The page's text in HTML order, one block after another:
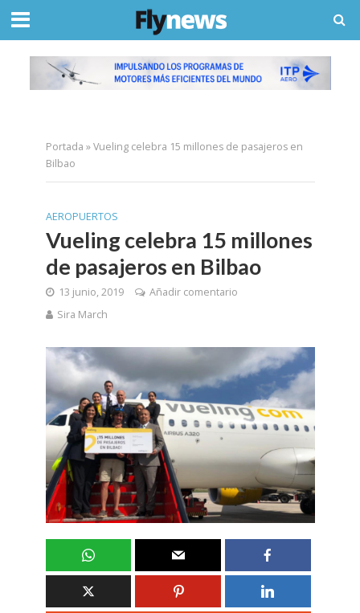
Portada »Vueling celebra 15 millones de pasajeros en
Bilbao
AEROPUERTOS
Vueling celebra 15 millones
de pasajeros en Bilbao
13 junio, 2019
Añadir comentario
Sira March